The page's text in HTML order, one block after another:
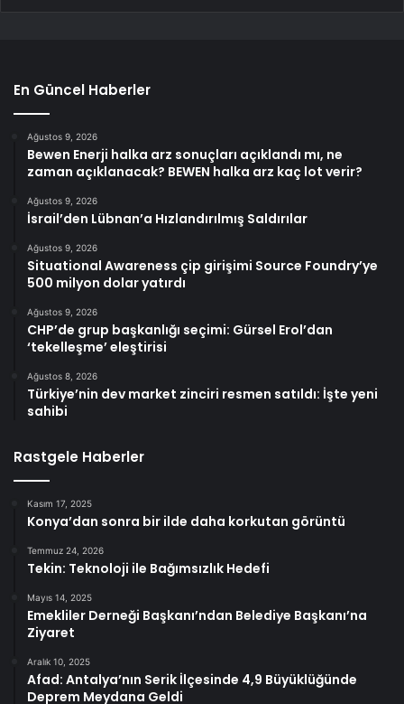
En Güncel Haberler
Ağustos 9, 2026
Bewen Enerji halka arz sonuçları açıklandı mı, ne
zaman açıklanacak? BEWEN halka arz kaç lot verir?
Ağustos 9, 2026
İsrail’den Lübnan’a Hızlandırılmış Saldırılar
Ağustos 9, 2026
Situational Awareness çip girişimi Source Foundry’ye
500 milyon dolar yatırdı
Ağustos 9, 2026
CHP’de grup başkanlığı seçimi: Gürsel Erol’dan
‘tekelleşme’ eleştirisi
Ağustos 8, 2026
Türkiye’nin dev market zinciri resmen satıldı: İşte yeni
sahibi
Rastgele Haberler
Kasım 17, 2025
Konya’dan sonra bir ilde daha korkutan görüntü
Temmuz 24, 2026
Tekin: Teknoloji ile Bağımsızlık Hedefi
Mayıs 14, 2025
Emekliler Derneği Başkanı’ndan Belediye Başkanı’na
Ziyaret
Aralık 10, 2025
Afad: Antalya’nın Serik İlçesinde 4,9 Büyüklüğünde
Deprem Meydana Geldi